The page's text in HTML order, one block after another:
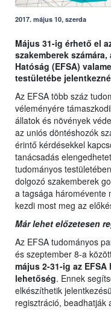
2017. május 10, szerda
Május 31-ig érhető el
szakemberek
Hatóság (EFSA)
testületébe
Az EFSA több száz
véleményére
állatok és növények
az uniós döntéshozók
érintő kérdésekkel
tanácsadás
tudományos
dolgozó szakemberek
a tagsága háromévente
kezdi most meg az
Már lehet előzetesen
Az EFSA tudományos
és szeptember 8-a
május 2-31-ig az
lehetőség. Ennek
elkészíthetik
regisztráció, beadhatják